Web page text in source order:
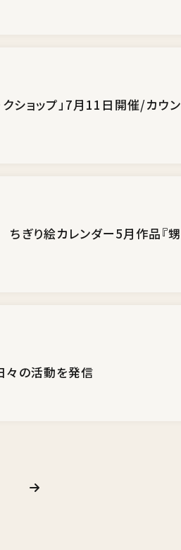
クショップ」7月11日開催/カウン
ぎり絵カレンダー5月作品『甥
々の活動を発信